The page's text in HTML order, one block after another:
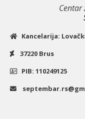
Centar
Kancelarija:
37220 Brus
PIB: 110249125